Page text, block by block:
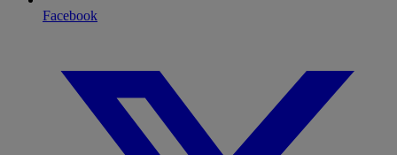
Facebook